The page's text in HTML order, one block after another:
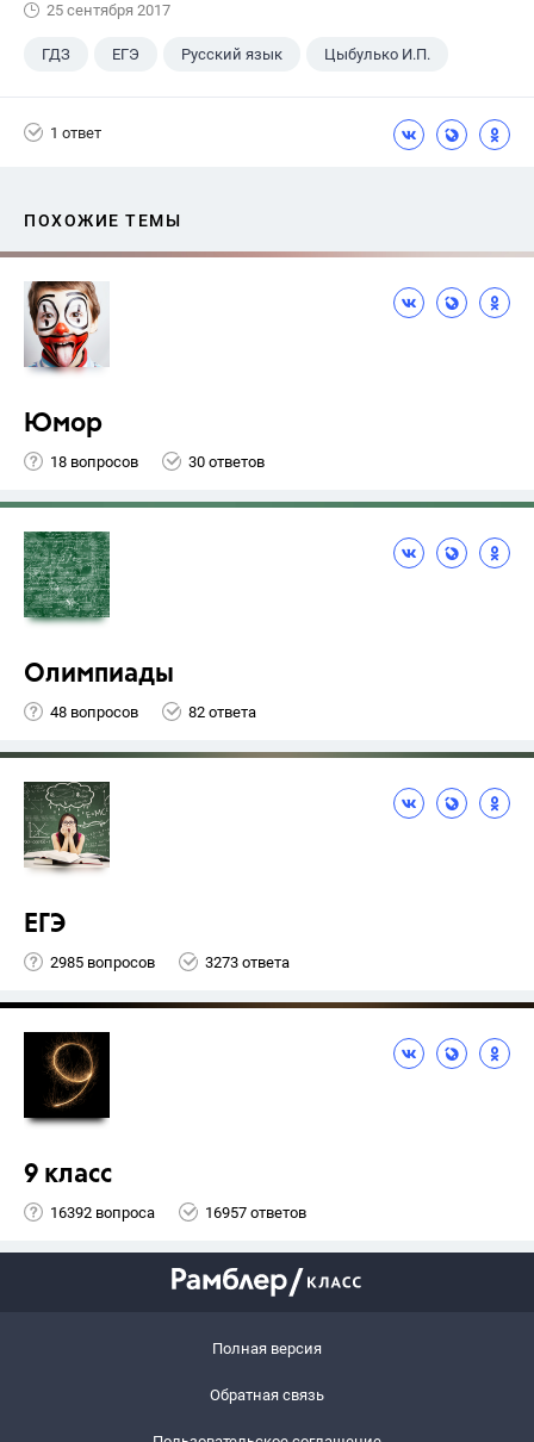
25 сентября 2017
ГДЗ ЕГЭ Русский язык Цыбулько И.П.
1 ответ
ПОХОЖИЕ ТЕМЫ
Юмор
18 вопросов 30 ответов
Олимпиады
48 вопросов 82 ответа
ЕГЭ
2985 вопросов 3273 ответа
9 класс
16392 вопроса 16957 ответов
Полная версия
Обратная связь